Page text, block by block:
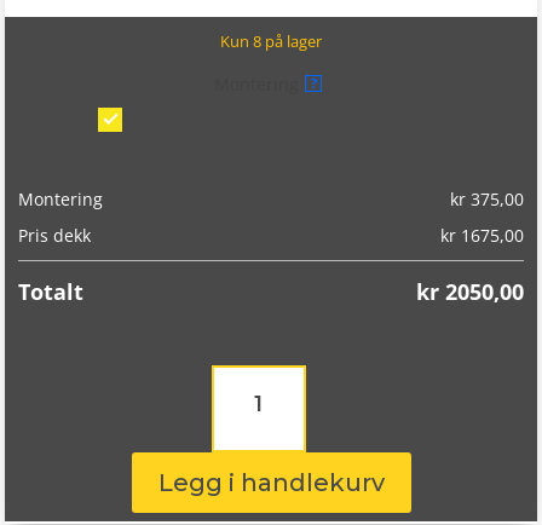
Kun 8 på lager
?
Montering kr375,00
Pris dekk
kr1675,00
Totalt kr2050,00
Landsail
LS588
255/55R18
109W
antall
Legg i handlekurv